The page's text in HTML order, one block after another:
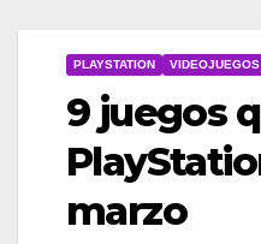
PLAYSTATION VIDEOJUEGOS
9 juegos
marzo